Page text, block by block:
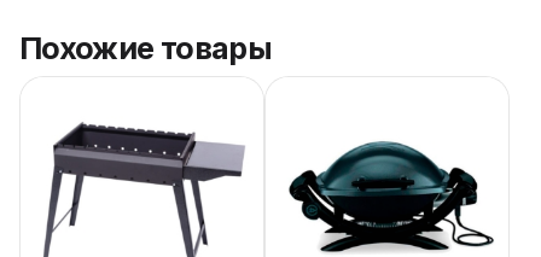
Похожие товары